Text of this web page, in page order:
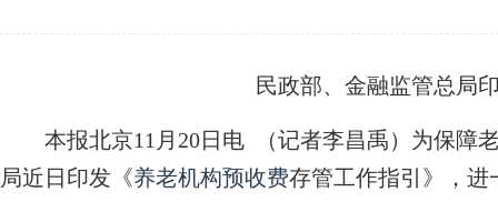
民政部、金融监管总局
本报北京11月20日电 （记者李昌禹）为保障
局近日印发《养老机构预收费存管工作指引》，进